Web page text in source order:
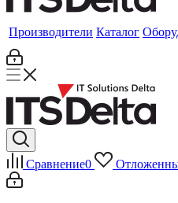
Производители Каталог
Сравнение0